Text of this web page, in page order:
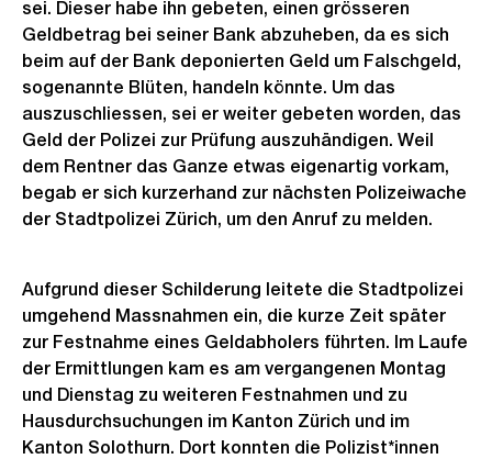
sei. Dieser habe ihn gebeten, einen grösseren
Geldbetrag bei seiner Bank abzuheben, da es sich
beim auf der Bank deponierten Geld um Falschgeld,
sogenannte Blüten, handeln könnte. Um das
auszuschliessen, sei er weiter gebeten worden, das
Geld der Polizei zur Prüfung auszuhändigen. Weil
dem Rentner das Ganze etwas eigenartig vorkam,
begab er sich kurzerhand zur nächsten Polizeiwache
der Stadtpolizei Zürich, um den Anruf zu melden.
Aufgrund dieser Schilderung leitete die Stadtpolizei
umgehend Massnahmen ein, die kurze Zeit später
zur Festnahme eines Geldabholers führten. Im Laufe
der Ermittlungen kam es am vergangenen Montag
und Dienstag zu weiteren Festnahmen und zu
Hausdurchsuchungen im Kanton Zürich und im
Kanton Solothurn. Dort konnten die Polizist*innen